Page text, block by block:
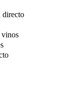
directo
vinos